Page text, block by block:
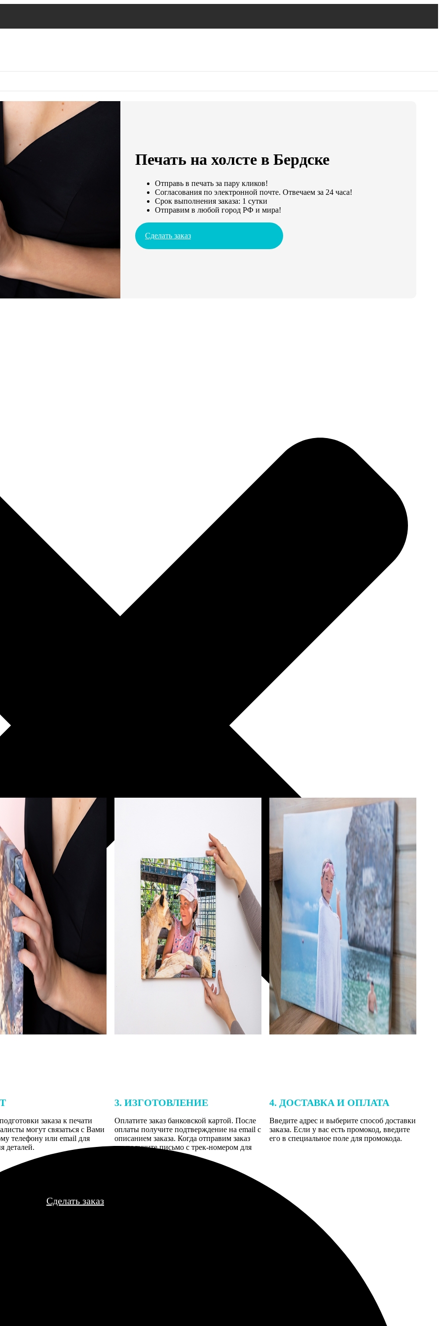
Печать на холсте в Бердске
Отправь в печать за пару кликов!
Согласования по электронной почте. Отвечаем за 24 часа!
Срок выполнения заказа: 1 сутки
Отправим в любой город РФ и мира!
Сделать заказ
заказа к печати
могут связаться с Вами
телефону или email для
деталей.
3. ИЗГОТОВЛЕНИЕ
Оплатите заказ банковской картой. После
оплаты получите подтверждение на email с
описанием заказа. Когда отправим заказ
вы получите письмо с трек-номером для
4. ДОСТАВКА И ОПЛАТА
Введите адрес и выберите способ доставки
заказа. Если у вас есть промокод, введите
его в специальное поле для промокода.
Сделать заказ
сам перезвонил, чтобы уточнить формат обрезки, внимательный подход.